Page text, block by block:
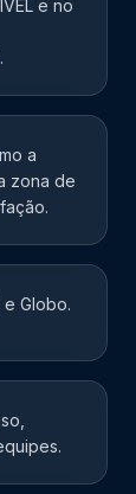
e no
a
zona de
e Globo.